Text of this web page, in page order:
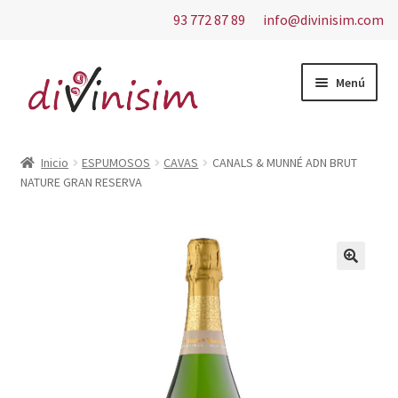
93 772 87 89 info@divinisim.com
al
contenido
Menú
Aviso Legal
Inicio ESPUMOSOS CAVAS
CANALS & MUNNÉ ADN BRUT
NATURE GRAN RESERVA